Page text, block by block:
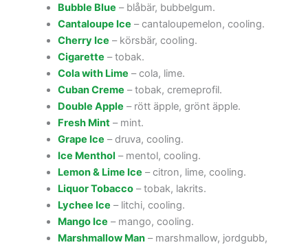
Bubble Blue – blåbär, bubbelgum.
Cantaloupe Ice – cantaloupemelon, cooling.
Cherry Ice – körsbär, cooling.
Cigarette – tobak.
Cola with Lime – cola, lime.
Cuban Creme – tobak, cremeprofil.
Double Apple – rött äpple, grönt äpple.
Fresh Mint– mint.
Grape Ice – druva, cooling.
Ice Menthol – mentol, cooling.
Lemon & Lime Ice – citron, lime, cooling.
Liquor Tobacco– tobak, lakrits.
Lychee Ice – litchi, cooling.
Mango Ice – mango, cooling.
Marshmallow Man– marshmallow, jordgubb,